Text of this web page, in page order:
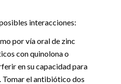
interacciones:
por vía oral de zinc
con quinolona o
en su capacidad para
el antibiótico dos